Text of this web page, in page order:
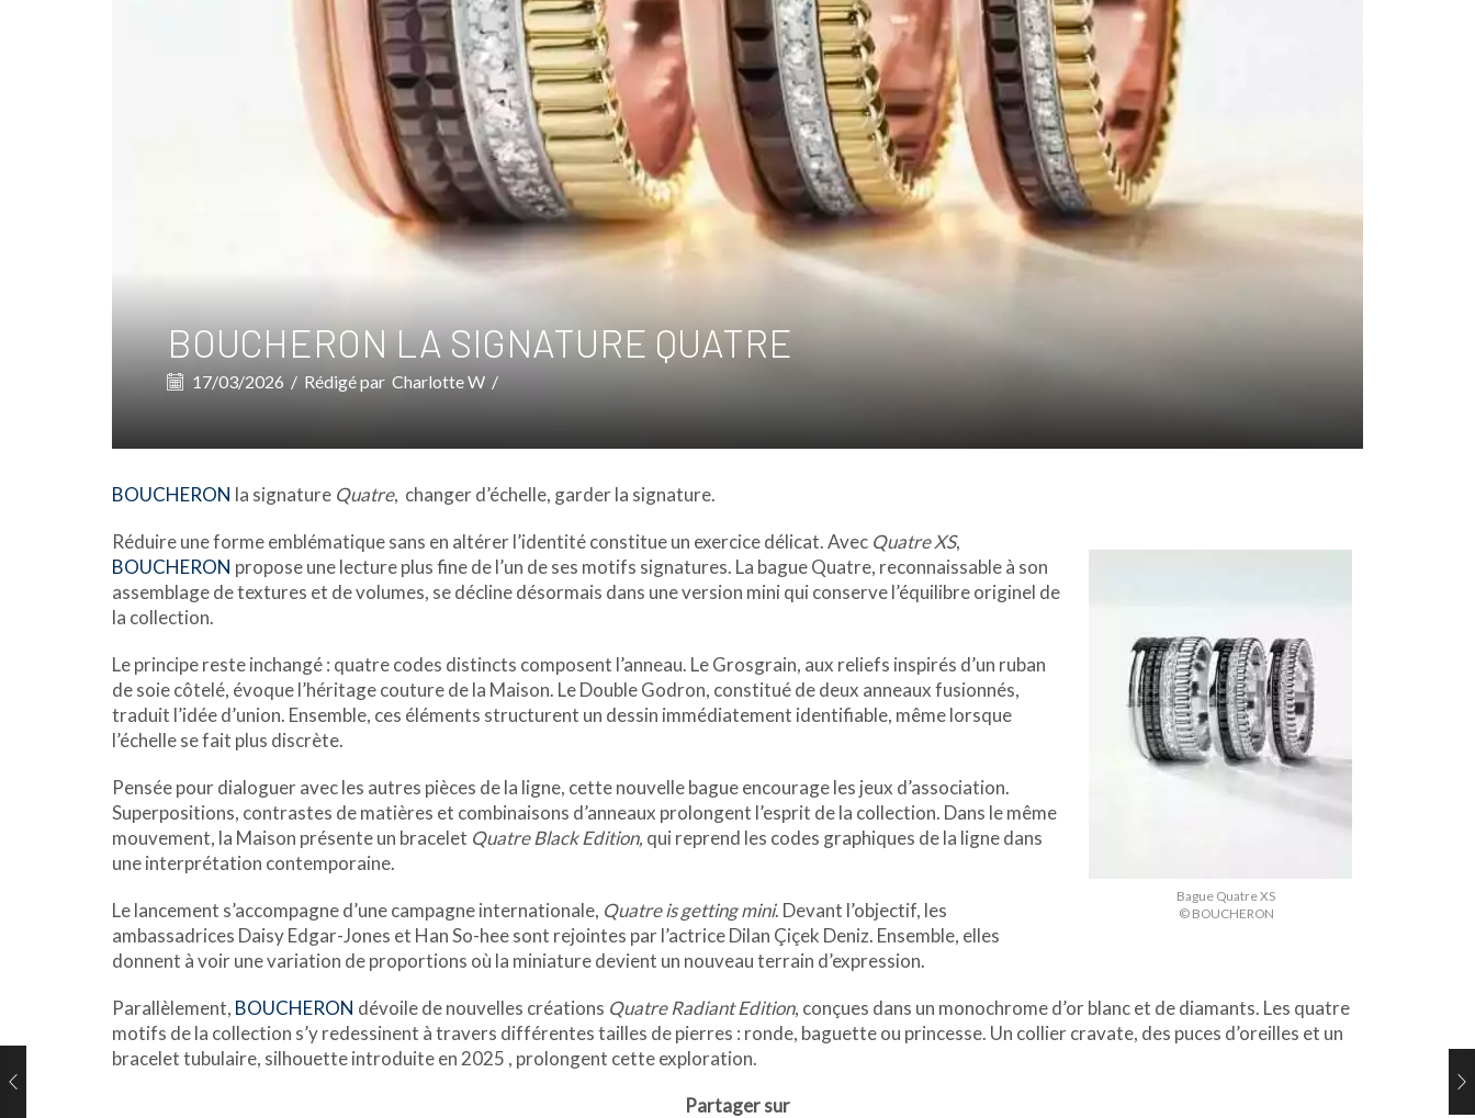
BOUCHERON LA SIGNATURE QUATRE
17/03/2026 / Rédigé par Charlotte W /
BOUCHERON la signature Quatre, changer d’échelle, garder la signature.
Bague Quatre XS
© BOUCHERON
Réduire une forme emblématique sans en altérer l’identité constitue un exercice délicat. Avec Quatre XS,
BOUCHERON propose une lecture plus fine de l’un de ses motifs signatures. La bague Quatre, reconnaissable à son
assemblage de textures et de volumes, se décline désormais dans une version mini qui conserve l’équilibre originel de
la collection.
Le principe reste inchangé : quatre codes distincts composent l’anneau. Le Grosgrain, aux reliefs inspirés d’un ruban
de soie côtelé, évoque l’héritage couture de la Maison. Le Double Godron, constitué de deux anneaux fusionnés,
traduit l’idée d’union. Ensemble, ces éléments structurent un dessin immédiatement identifiable, même lorsque
l’échelle se fait plus discrète.
Pensée pour dialoguer avec les autres pièces de la ligne, cette nouvelle bague encourage les jeux d’association.
Superpositions, contrastes de matières et combinaisons d’anneaux prolongent l’esprit de la collection. Dans le même
mouvement, la Maison présente un bracelet Quatre Black Edition, qui reprend les codes graphiques de la ligne dans
une interprétation contemporaine.
Le lancement s’accompagne d’une campagne internationale, Quatre is getting mini. Devant l’objectif, les
ambassadrices Daisy Edgar-Jones et Han So-hee sont rejointes par l’actrice Dilan Çiçek Deniz. Ensemble, elles
donnent à voir une variation de proportions où la miniature devient un nouveau terrain d’expression.
Parallèlement, BOUCHERON dévoile de nouvelles créations Quatre Radiant Edition, conçues dans un monochrome d’or blanc et de diamants. Les quatre
motifs de la collection s’y redessinent à travers différentes tailles de pierres : ronde, baguette ou princesse. Un collier cravate, des puces d’oreilles et un
bracelet tubulaire, silhouette introduite en 2025 , prolongent cette exploration.
Partager sur